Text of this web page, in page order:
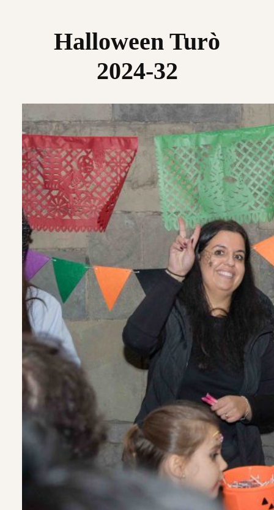
Halloween Turò
2024-32